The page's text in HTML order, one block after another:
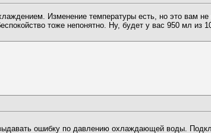
Изменение температуры есть, но это вам
тоже непонятно. Ну, будет у вас 950 мл из
ошибку по давлению охлаждающей воды.